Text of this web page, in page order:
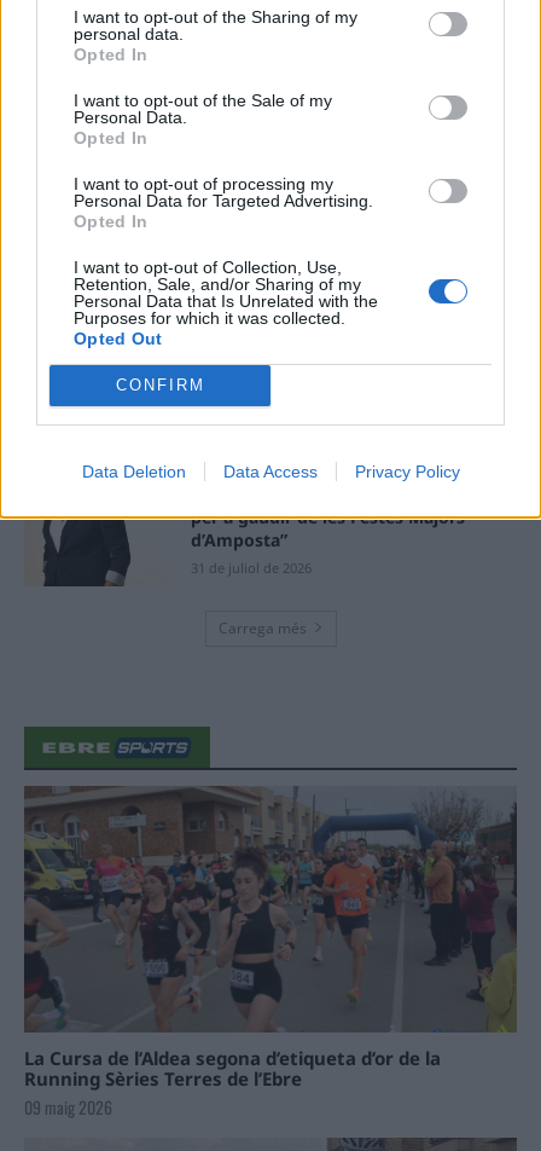
I want to opt-out of the Sharing of my
personal data.
Opted In
I want to opt-out of the Sale of my
Personal Data.
Opted In
I want to opt-out of processing my
Personal Data for Targeted Advertising.
Opted In
I want to opt-out of Collection, Use,
Retention, Sale, and/or Sharing of my
Personal Data that Is Unrelated with the
Purposes for which it was collected.
Opted Out
CONFIRM
Data Deletion Data Access Privacy Policy
dels terrenys de Renfe per les altes
Amposta recupera les Cases del Castell
gastronomia
6 d'agost de 2026
enguany amb més modistes i gairebé
40 peces a concurs
31 de juliol de 2026
per a gaudir de les Festes Majors
d’Amposta”
31 de juliol de 2026
Carrega més
La Cursa de l’Aldea segona d’etiqueta d’or de la
Running Sèries Terres de l’Ebre
09 maig 2026